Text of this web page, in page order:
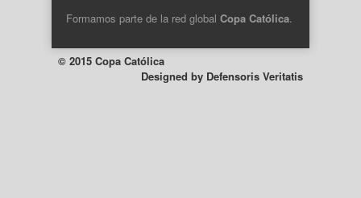
Formamos parte de la red global Copa Católica.
© 2015 Copa Católica
Designed by Defensoris Veritatis